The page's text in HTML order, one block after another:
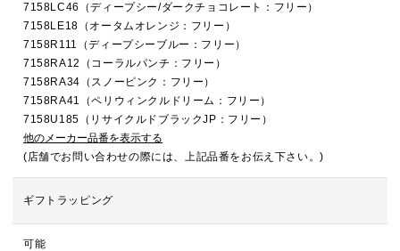
7158LC46（ディープシー/ダークチョコレート：フリー）
7158LE18（オータムオレンジ：フリー）
7158R111（ディープシーブルー：フリー）
7158RA12（コーラルパンチ：フリー）
7158RA34（スノーピンク：フリー）
7158RA41（ペリウィンクルドリーム：フリー）
7158U185（リサイクルドブラックJP：フリー）
他のメーカー品番を表示する
(店舗でお問い合わせの際には、上記品番をお伝え下さい。)
ギフトラッピング
可能